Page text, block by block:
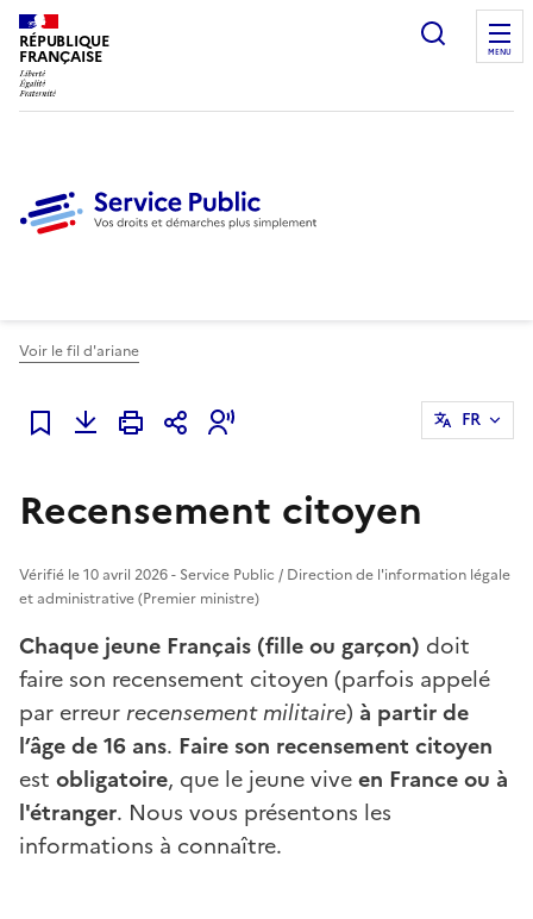
RÉPUBLIQUE
FRANÇAISE
Ouvrir
MENU
Voir le fil d'ariane
Ajouter à mes favoris
FR
Recensement citoyen
Vérifié le 10 avril 2026 - Service Public / Direction de l'information légale
et administrative (Premier ministre)
Chaque jeune Français (fille ou garçon) doit
faire son recensement citoyen (parfois appelé
par erreurrecensement militaire) à partir de
l’âge de 16 ans. Faire son recensement citoyen
est obligatoire, que le jeune viveen France ou à
l'étranger. Nous vous présentons les
informations à connaître.